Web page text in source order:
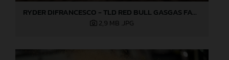
RYDER DIFRANCESCO - TLD RED BULL GASGAS FACTORY RACING - LAS VEGAS 03
2,9 MB .JPG